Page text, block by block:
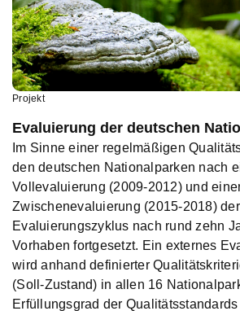
Projekt
Evaluierung der deutschen
Im Sinne einer regelmäßigen
den deutschen Nationalparken nach
Vollevaluierung (2009-2012) und
Zwischenevaluierung (2015-2018) der
Evaluierungszyklus nach rund zehn
Vorhaben fortgesetzt. Ein externes
wird anhand definierter
(Soll-Zustand) in allen 16
Erfüllungsgrad der